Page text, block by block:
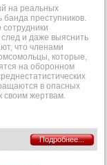
на реальных
преступников.
след и даже выяснить
что членами
которые,
на оборонном
в опасных
своим жертвам.
Подробнее...